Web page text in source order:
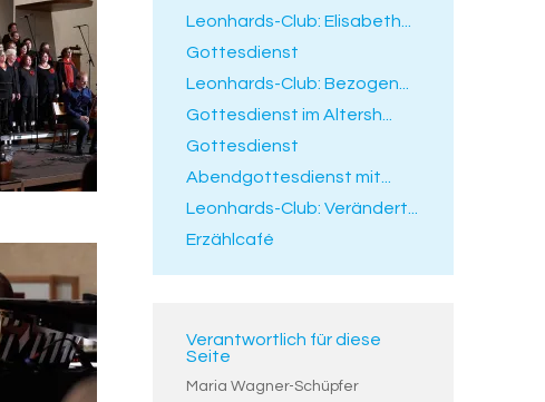
Leonhards-Club: Elisabeth...
Gottesdienst
Leonhards-Club: Bezogen...
Gottesdienst im Altersh...
Gottesdienst
Abendgottesdienst mit...
Leonhards-Club: Verändert...
Erzählcafé
Verantwortlich für diese
Seite
Maria Wagner-Schüpfer